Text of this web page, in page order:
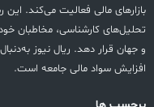
بازارهای مالی فعالیت می‌کند.
تحلیل‌های کارشناسی، مخاطبان
و جهان قرار دهد. ریال نیوز
افزایش سواد مالی جامعه است.